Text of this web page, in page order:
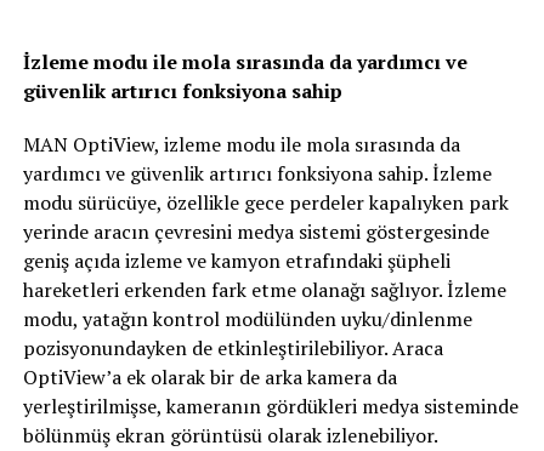
İzleme modu ile mola sırasında da yardımcı ve
güvenlik artırıcı fonksiyona sahip
MAN OptiView, izleme modu ile mola sırasında da
yardımcı ve güvenlik artırıcı fonksiyona sahip. İzleme
modu sürücüye, özellikle gece perdeler kapalıyken park
yerinde aracın çevresini medya sistemi göstergesinde
geniş açıda izleme ve kamyon etrafındaki şüpheli
hareketleri erkenden fark etme olanağı sağlıyor. İzleme
modu, yatağın kontrol modülünden uyku/dinlenme
pozisyonundayken de etkinleştirilebiliyor. Araca
OptiView’a ek olarak bir de arka kamera da
yerleştirilmişse, kameranın gördükleri medya sisteminde
bölünmüş ekran görüntüsü olarak izlenebiliyor.